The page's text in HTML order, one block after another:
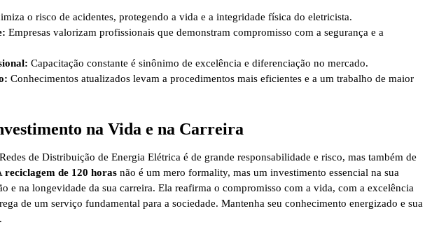
o risco de acidentes, protegendo a vida e a integridade física do eletricista.
Empresas valorizam profissionais que demonstram compromisso com a segurança e a
Capacitação constante é sinônimo de excelência e diferenciação no mercado.
Conhecimentos atualizados levam a procedimentos mais eficientes e a um trabalho de maior
na Vida e na Carreira
de Distribuição de Energia Elétrica é de grande responsabilidade e risco, mas também de
reciclagem de 120 horas não é um mero formality, mas um investimento essencial na sua
e na longevidade da sua carreira. Ela reafirma o compromisso com a vida, com a excelência
de um serviço fundamental para a sociedade. Mantenha seu conhecimento energizado e sua